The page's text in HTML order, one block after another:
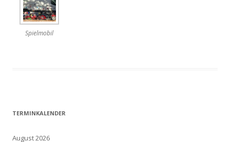
Spielmobil
TERMINKALENDER
August 2026